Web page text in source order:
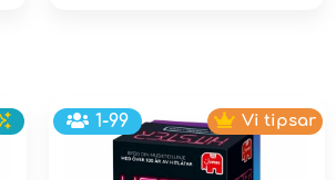
1-99 Vi tipsar